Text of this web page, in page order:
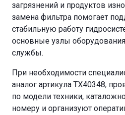
загрязнений и продуктов
замена фильтра помогает
стабильную работу
основные узлы
службы.
При необходимости
аналог артикула TX40348,
по модели техники,
номеру и организуют